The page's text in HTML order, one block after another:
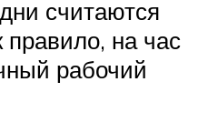
считаются
правило, на час
рабочий